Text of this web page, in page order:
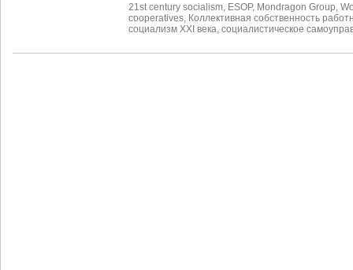
21st century socialism ESOP, Mondragon Group
cooperatives Коллективная собственность
социализм XXI века социалистическое